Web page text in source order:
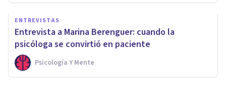
ENTREVISTAS
Entrevista a Marina Berenguer: cuando la
psicóloga se convirtió en paciente
Psicología Y Mente